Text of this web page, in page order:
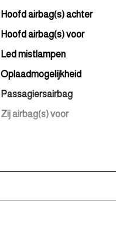
Hoofd airbag(s) achter
Hoofd airbag(s) voor
Led mistlampen
Oplaadmogelijkheid
Passagiersairbag
Zij airbag(s) voor